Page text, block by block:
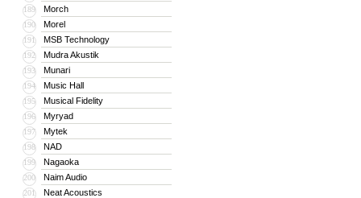
189 Morch
190 Morel
191 MSB Technology
192 Mudra Akustik
193 Munari
194 Music Hall
195 Musical Fidelity
196 Myryad
197 Mytek
198 NAD
199 Nagaoka
200 Naim Audio
201 Neat Acoustics